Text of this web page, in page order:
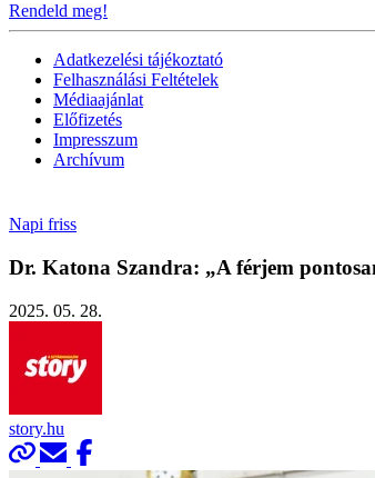
Rendeld meg!
Adatkezelési tájékoztató
Felhasználási Feltételek
Médiaajánlat
Előfizetés
Impresszum
Archívum
Napi friss
Dr. Katona Szandra: „A férjem
2025. 05. 28.
story.hu